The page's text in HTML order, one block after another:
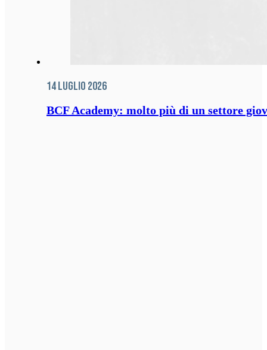
14 Luglio 2026
BCF Academy: molto più di un settore